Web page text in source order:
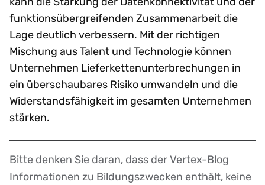
funktionsübergreifenden Zusammenarbeit die
Lage deutlich verbessern. Mit der richtigen
Mischung aus Talent und Technologie können
Unternehmen Lieferkettenunterbrechungen in
ein überschaubares Risiko umwandeln und die
Widerstandsfähigkeit im gesamten Unternehmen
stärken.
Disclaimer
Bitte denken Sie daran, dass der Vertex-Blog
Informationen zu Bildungszwecken enthält, keine